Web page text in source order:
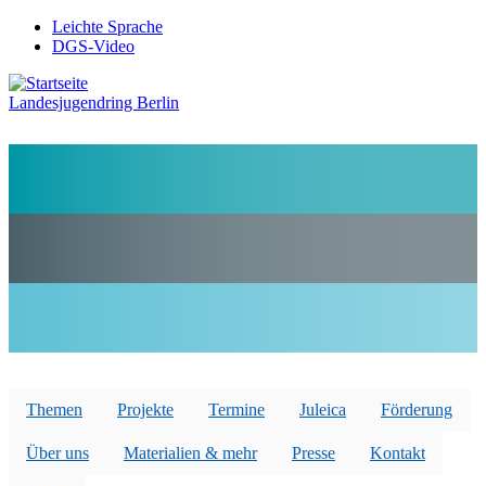
Direkt
zum
Preheader
Menü
Leichte Sprache
DGS-Video
Landesjugendring Berlin
Themen Projekte Termine Juleica Förderung
Über uns Materialien & mehr Presse Kontakt